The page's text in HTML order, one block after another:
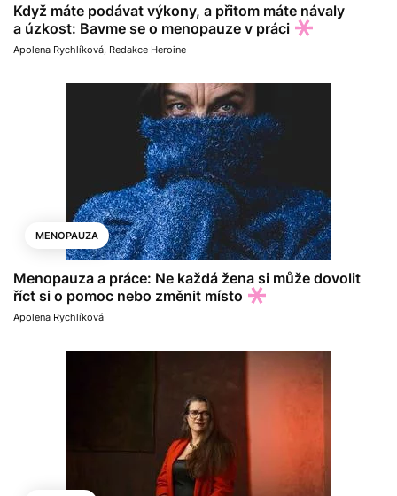
Když máte podávat výkony, a přitom máte návaly
a úzkost: Bavme se o menopauze v práci
Apolena Rychlíková, Redakce Heroine
MENOPAUZA
Menopauza a práce: Ne každá žena si může dovolit
říct si o pomoc nebo změnit místo
Apolena Rychlíková